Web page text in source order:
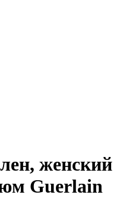
женский
Guerlain